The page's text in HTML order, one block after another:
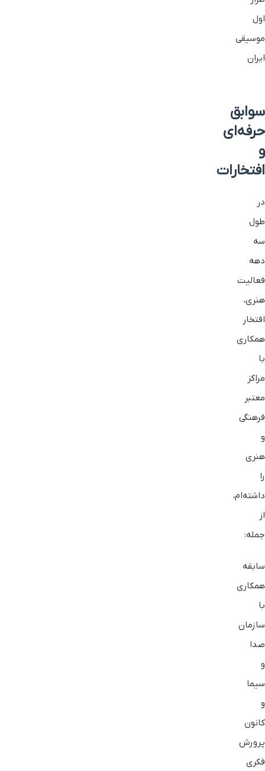
اول
موسیقی
ایران
سوابق
حرفه‌ای
و
افتخارات
در
طول
سه
دهه
فعالیت
هنری،
افتخار
همکاری
با
مراکز
معتبر
فرهنگی
و
هنری
را
داشته‌ام،
از
جمله:
سابقه
همکاری
با
سازمان
صدا
و
سیما
و
کانون
پرورش
فکری